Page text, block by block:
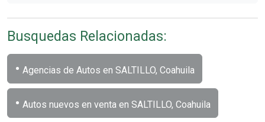
Busquedas Relacionadas:
• Agencias de Autos en SALTILLO, Coahuila
• Autos nuevos en venta en SALTILLO, Coahuila